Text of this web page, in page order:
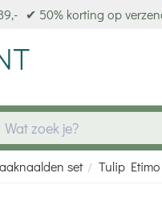
✔ 50% korting op
set / Tulip